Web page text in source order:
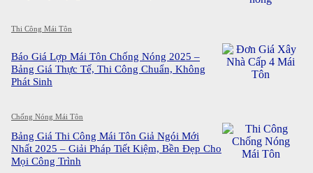
Thi Công Mái Tôn
Báo Giá Lợp Mái Tôn Chống Nóng 2025 –
Bảng Giá Thực Tế, Thi Công Chuẩn, Không
Phát Sinh
Chống Nóng Mái Tôn
Bảng Giá Thi Công Mái Tôn Giả Ngói Mới
Nhất 2025 – Giải Pháp Tiết Kiệm, Bền Đẹp Cho
Mọi Công Trình